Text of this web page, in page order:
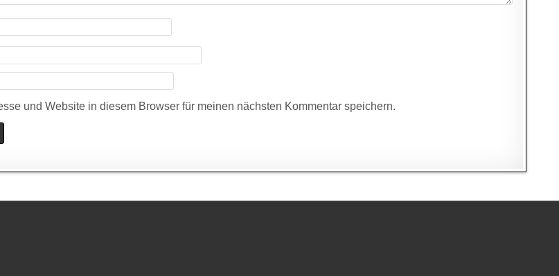
und Website in diesem Browser für meinen nächsten Kommentar speichern.